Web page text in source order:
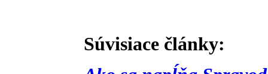
Súvisiace články: